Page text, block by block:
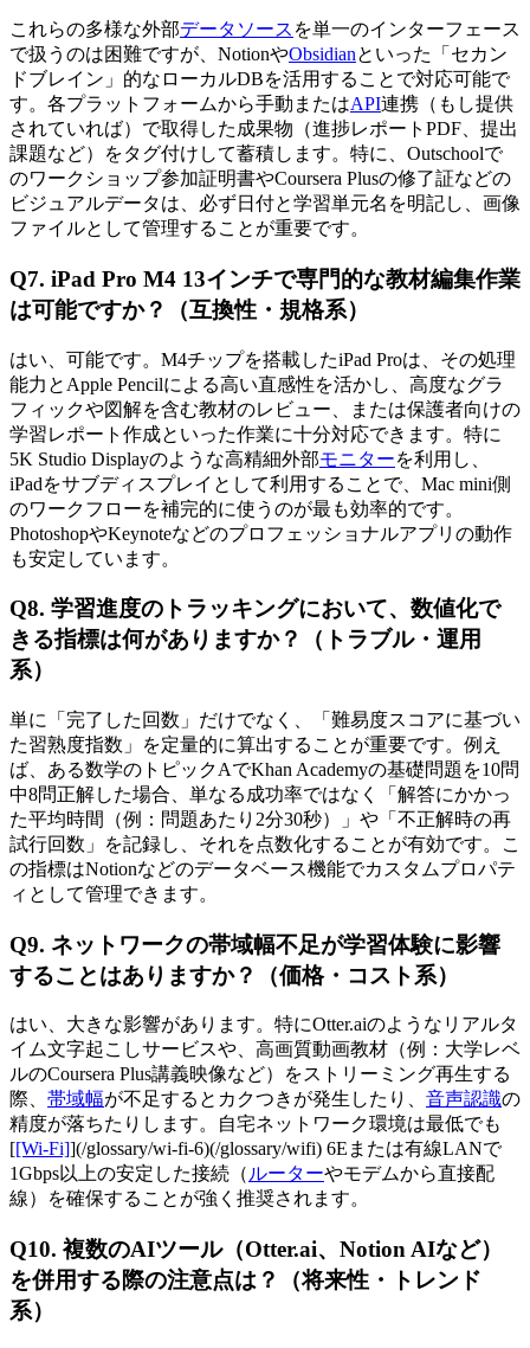
これらの多様な外部データソース を単一のインターフェース
で扱うのは困難ですが、NotionやObsidianといった「セカン
ドブレイン」的なローカルDBを活用することで対応可能で
す。各プラットフォームから手動またはAPI連携（もし提供
されていれば）で取得した成果物（進捗レポートPDF、提出
課題など）をタグ付けして蓄積します。特に、Outschoolで
のワークショップ参加証明書やCoursera Plusの修了証などの
ビジュアルデータは、必ず日付と学習単元名を明記し、画像
ファイルとして管理することが重要です。
Q7. iPad Pro M4 13インチで専門的な教材編集作業
は可能ですか？（互換性・規格系）
はい、可能です。M4チップを搭載したiPad Proは、その処理
能力とApple Pencilによる高い直感性を活かし、高度なグラ
フィックや図解を含む教材のレビュー、または保護者向けの
学習レポート作成といった作業に十分対応できます。特に
5K Studio Displayのような高精細外部モニターを利用し、
iPadをサブディスプレイとして利用することで、Mac mini側
のワークフローを補完的に使うのが最も効率的です。
PhotoshopやKeynoteなどのプロフェッショナルアプリの動作
も安定しています。
Q8. 学習進度のトラッキングにおいて、数値化で
きる指標は何がありますか？（トラブル・運用
系）
単に「完了した回数」だけでなく、「難易度スコアに基づい
た習熟度指数」を定量的に算出することが重要です。例え
ば、ある数学のトピックAでKhan Academyの基礎問題を10問
中8問正解した場合、単なる成功率ではなく「解答にかかっ
た平均時間（例：問題あたり2分30秒）」や「不正解時の再
試行回数」を記録し、それを点数化することが有効です。こ
の指標はNotionなどのデータベース機能でカスタムプロパテ
ィとして管理できます。
Q9. ネットワークの帯域幅不足が学習体験に影響
することはありますか？（価格・コスト系）
はい、大きな影響があります。特にOtter.aiのようなリアルタ
イム文字起こしサービスや、高画質動画教材（例：大学レベ
ルのCoursera Plus講義映像など）をストリーミング再生する
際、 帯域幅が不足するとカクつきが発生したり、 音声認識の
精度が落ちたりします。自宅ネットワーク環境は最低でも
[[Wi-Fi]](/glossary/wi-fi-6)(/glossary/wifi) 6Eまたは有線LANで
1Gbps以上の安定した接続（ルーターやモデムから直接配
線）を確保することが強く推奨されます。
Q10. 複数のAIツール（Otter.ai、Notion AIなど）
を併用する際の注意点は？（将来性・トレンド
系）